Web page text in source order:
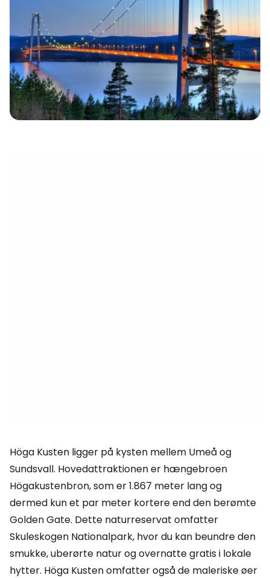
Höga Kusten ligger på kysten mellem Umeå og
Sundsvall. Hovedattraktionen er hængebroen
Högakustenbron, som er 1.867 meter lang og
dermed kun et par meter kortere end den berømte
Golden Gate. Dette naturreservat omfatter
Skuleskogen Nationalpark, hvor du kan beundre den
smukke, uberørte natur og overnatte gratis i lokale
hytter. Höga Kusten omfatter også de maleriske øer